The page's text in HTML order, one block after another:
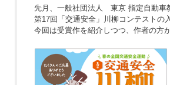
先月、一般社団法人 東京 指定自動車
第17回「交通安全」川柳コンテストの
今回は受賞作を紹介しつつ、作者の方